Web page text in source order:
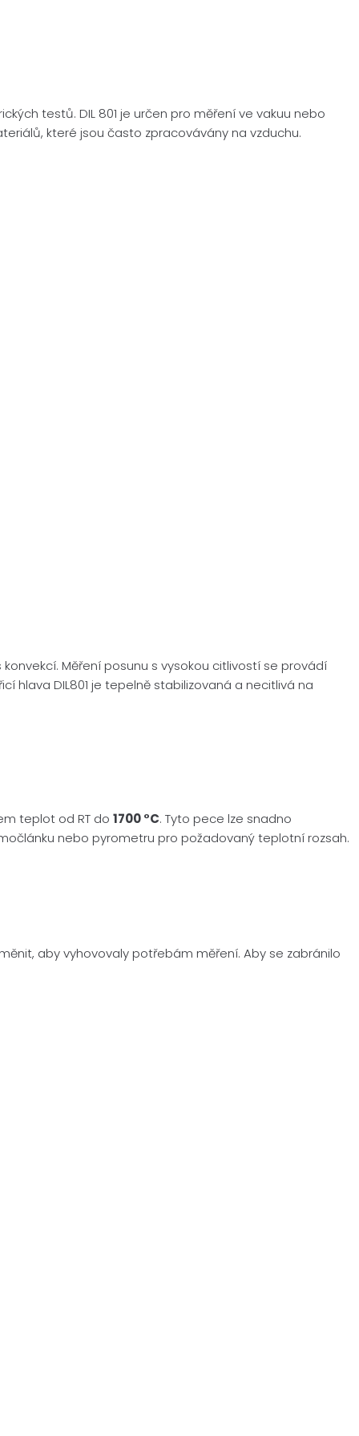
testů. DIL 801 je určen pro měření ve vakuu nebo
které jsou často zpracovávány na vzduchu.
Měření posunu s vysokou citlivostí se provádí
hlava DIL801 je tepelně stabilizovaná a necitlivá na
teplot od RT do 1700 °C. Tyto pece lze snadno
nebo pyrometru pro požadovaný teplotní rozsah.
aby vyhovovaly potřebám měření. Aby se zabránilo